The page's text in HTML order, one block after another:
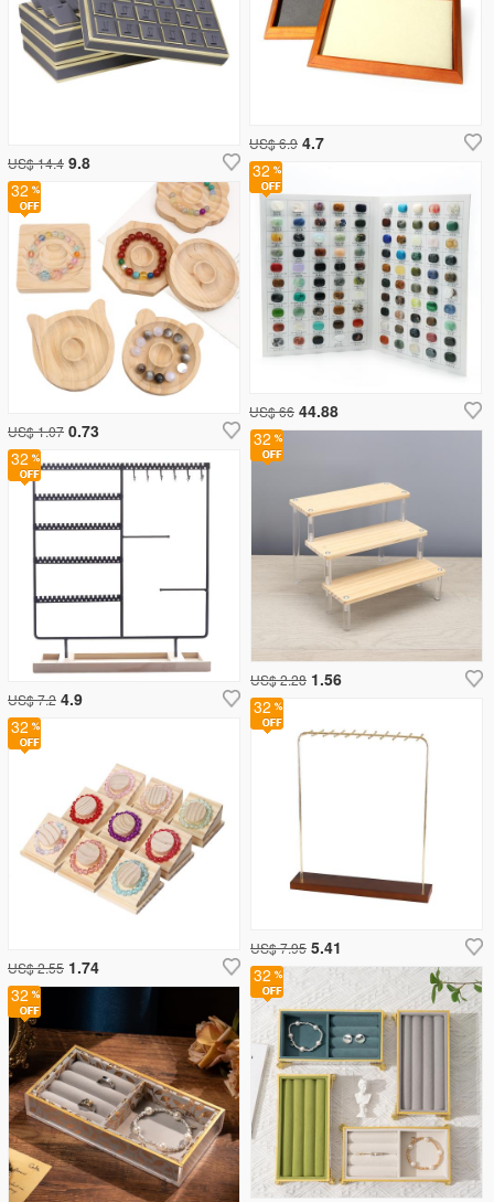
US$ 14.4 9.8
US$ 6.9 4.7
32
US$ 1.07 0.73
32
US$ 66 44.88
32
US$ 2.28 1.56
32
US$ 7.95 5.41
32
US$ 7.2 4.9
32
US$ 2.55 1.74 32
32